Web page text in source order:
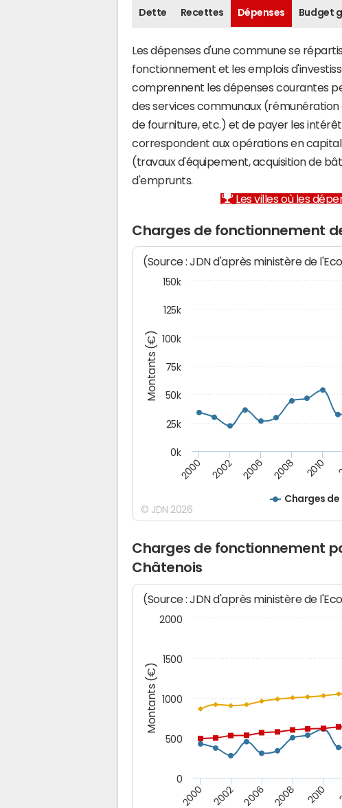
Dette Recettes Dépenses Budget
Les dépenses d'une commune se
fonctionnement et les emplois
comprennent les dépenses courantes
des services communaux
de fourniture, etc.) et de payer les
correspondent aux opérations en
(travaux d'équipement, acquisition de
d'emprunts.
Les villes où les
Charges de fonctionnement
Montants (€)
(Source : JDN d'après ministère de
Charges
2000 2002 2006 2008 2010
0k
25k
50k
75k
100k
125k
150k
© JDN 2026
Charges de fonctionnement
Châtenois
Montants (€)
(Source : JDN d'après ministère de
2000 2002 2006 2008 2010
0
500
1000
1500
2000